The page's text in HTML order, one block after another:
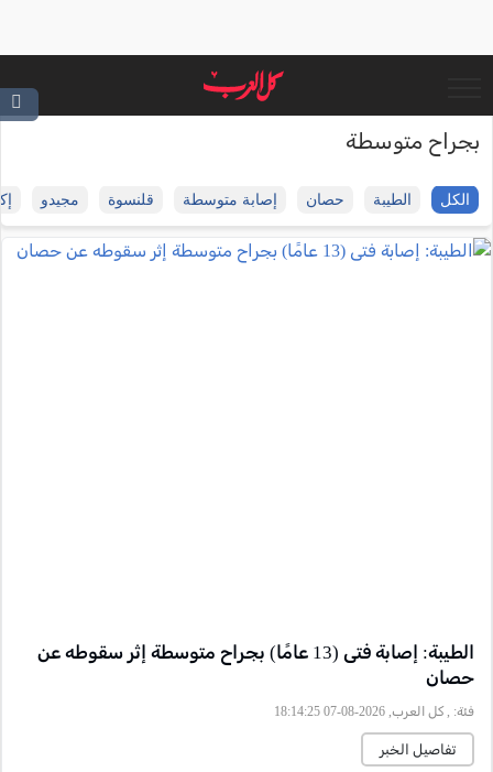
بجراح متوسطة
الكل الطيبة حصان إصابة متوسطة قلنسوة مجيدو
الطيبة: إصابة فتى (13 عامًا) بجراح متوسطة إثر سقوطه عن
حصان
فئة: , كل العرب, 2026-08-07 18:14:25
تفاصيل الخبر